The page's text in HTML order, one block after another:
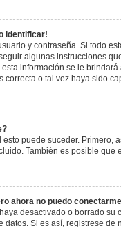
identificar!
y contraseña. Si todo
algunas instrucciones
información se le
correcta o tal vez haya sido
puede suceder.
También es posible
ahora no puedo
desactivado o borrado
datos. Si es así, registrese de